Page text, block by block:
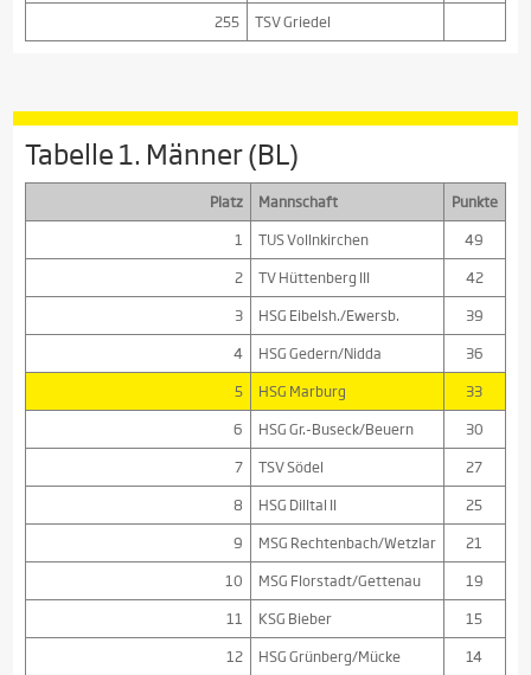
255 TSV Griedel
Tabelle 1. Männer (BL)
Platz Mannschaft
Punkte
1
TUS Vollnkirchen
49
2
TV Hüttenberg III
42
3
HSG Eibelsh./Ewersb.
39
4
HSG Gedern/Nidda
36
5
HSG Marburg
33
6
HSG Gr.-Buseck/Beuern
30
7
TSV Södel
27
8
HSG Dilltal II
25
9
MSG Rechtenbach/Wetzlar
21
10
MSG Florstadt/Gettenau
19
11
KSG Bieber
15
12
HSG Grünberg/Mücke
14